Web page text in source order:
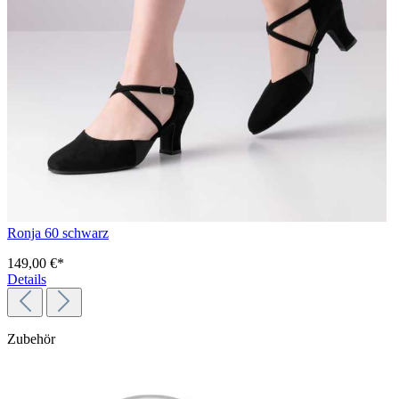
Ronja 60 schwarz
149,00 €*
Details
Zubehör